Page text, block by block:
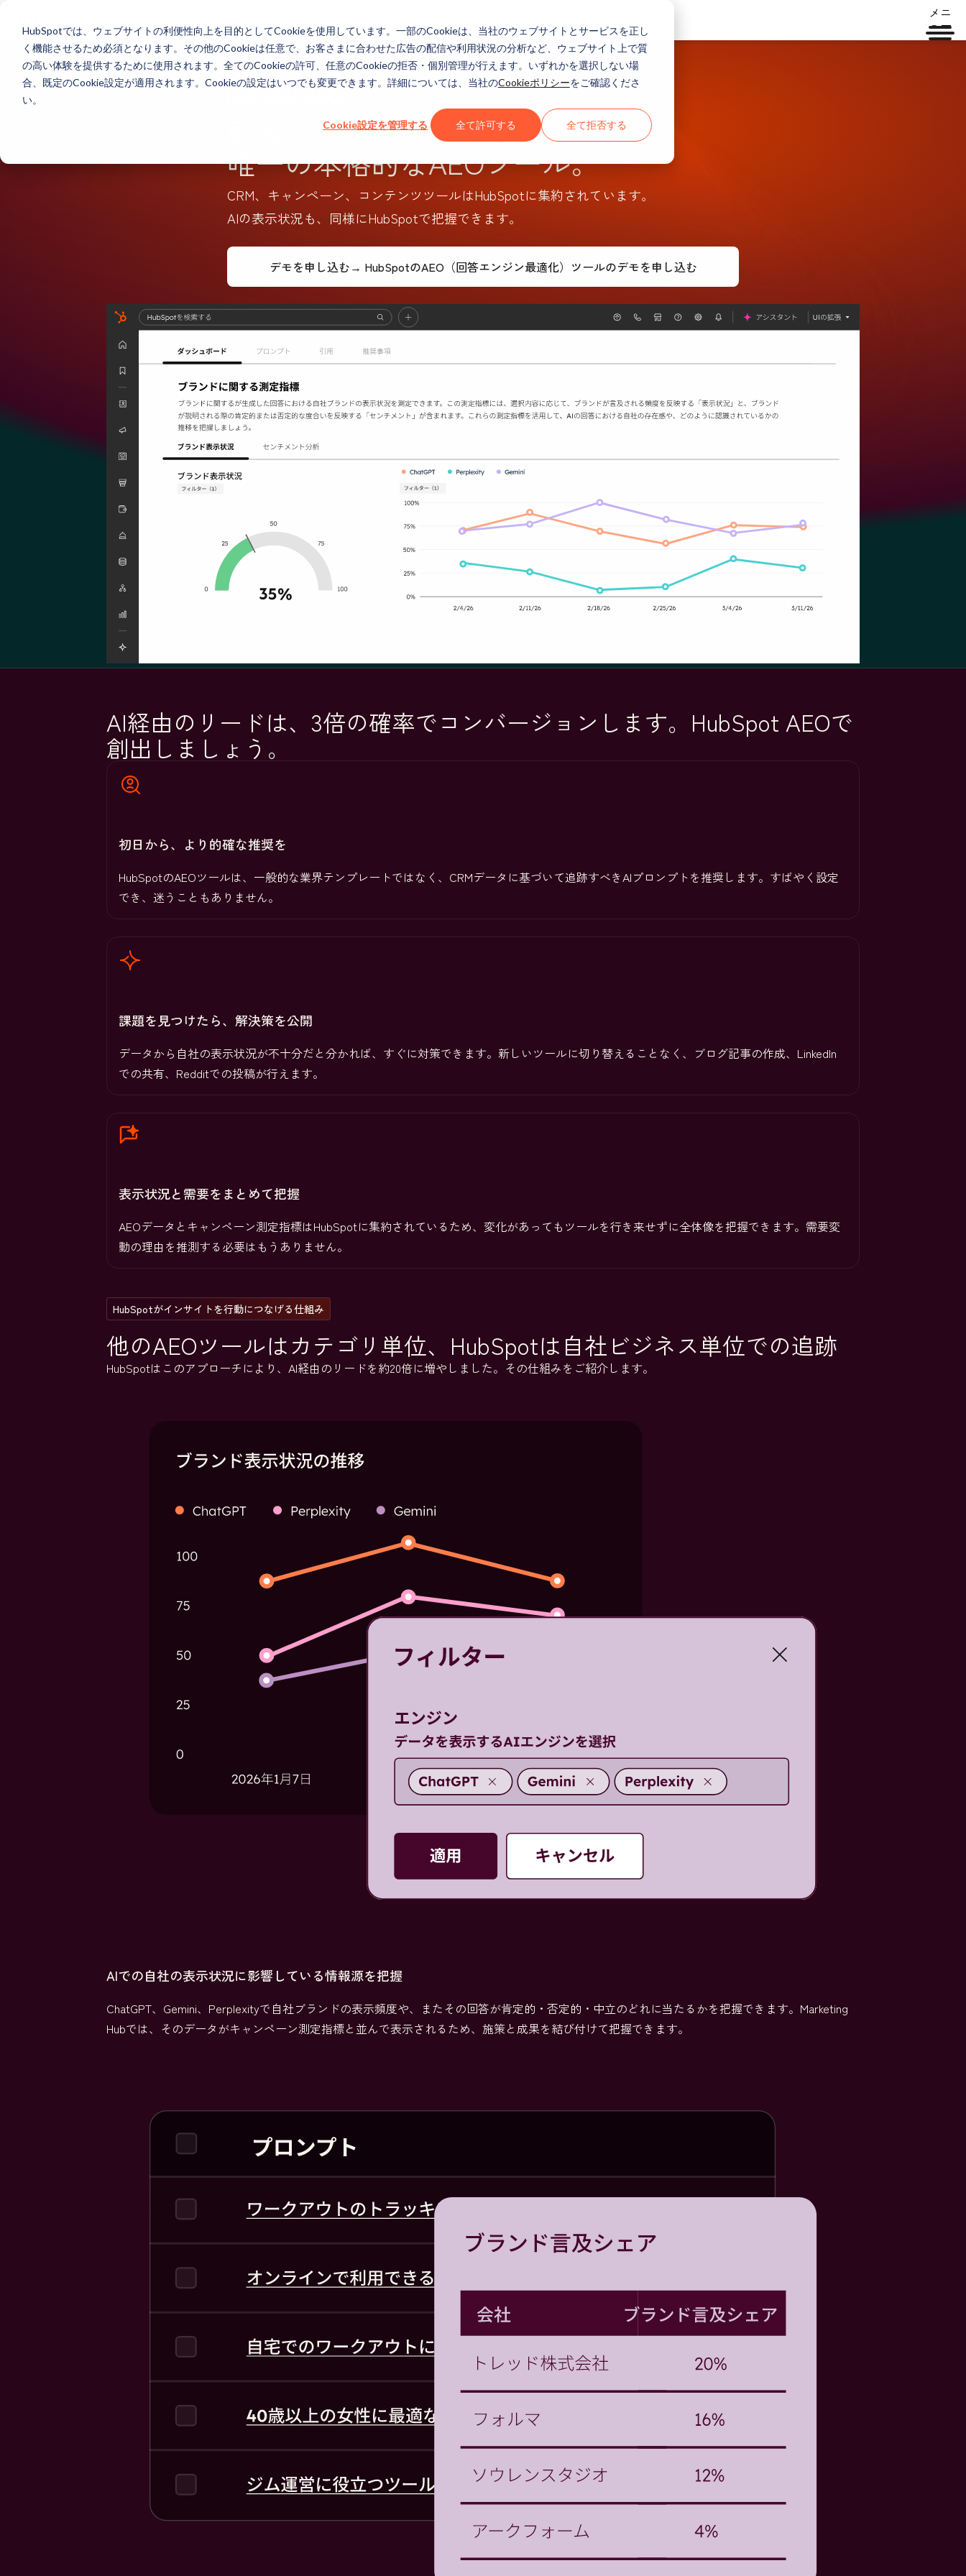
HubSpotでは、ウェブサイトの利便性向上を目的としてCookieを使用しています。一部のCookieは、当社のウェブサイトとサービスを正し
く機能させるため必須となります。その他のCookieは任意で、お客さまに合わせた広告の配信や利用状況の分析など、ウェブサイト上で質
の高い体験を提供するために使用されます。全てのCookieの許可、任意のCookieの拒否・個別管理が行えます。いずれかを選択しない場
合、既定のCookie設定が適用されます。Cookieの設定はいつでも変更できます。詳細については、当社のCookieポリシーをご確認くださ
い。
Cookie設定を管理する 全て許可する 全て拒否する
メニ
ュー
顧客データから始まる、
唯一の本格的なAEOツール。
CRM、キャンペーン、コンテンツツールはHubSpotに集約されています。
AIの表示状況も、同様にHubSpotで把握できます。
デモを申し込む→ HubSpotのAEO（回答エンジン最適化）ツールのデモを申し込む
AI経由のリードは、3倍の確率でコンバージョンします。HubSpot AEOで
創出しましょう。
初日から、より的確な推奨を
HubSpotのAEOツールは、一般的な業界テンプレートではなく、CRMデータに基づいて追跡すべきAIプロンプトを推奨します。すばやく設定
でき、迷うこともありません。
課題を見つけたら、解決策を公開
データから自社の表示状況が不十分だと分かれば、すぐに対策できます。新しいツールに切り替えることなく、ブログ記事の作成、LinkedIn
での共有、Redditでの投稿が行えます。
表示状況と需要をまとめて把握
AEOデータとキャンペーン測定指標はHubSpotに集約されているため、変化があってもツールを行き来せずに全体像を把握できます。需要変
動の理由を推測する必要はもうありません。
HubSpotがインサイトを行動につなげる仕組み
他のAEOツールはカテゴリ単位、HubSpotは自社ビジネス単位での追跡
HubSpotはこのアプローチにより、AI経由のリードを約20倍に増やしました。その仕組みをご紹介します。
AIでの自社の表示状況に影響している情報源を把握
ChatGPT、Gemini、Perplexityで自社ブランドの表示頻度や、またその回答が肯定的・否定的・中立のどれに当たるかを把握できます。Marketing
Hubでは、そのデータがキャンペーン測定指標と並んで表示されるため、施策と成果を結び付けて把握できます。